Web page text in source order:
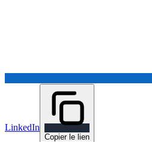
LinkedIn
Copier le lien